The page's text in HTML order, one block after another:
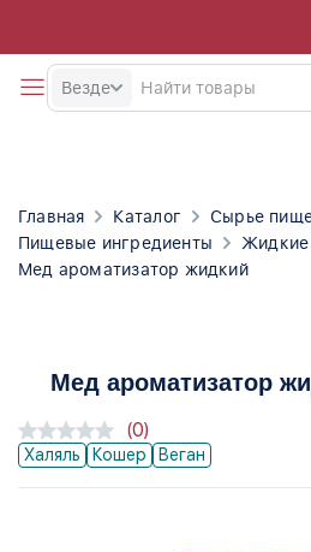
Везде
Главная Каталог
Сырье
Пищевые ингредиенты
Жидкие
Мед ароматизатор жидкий
Мед ароматизатор
Халяль Кошер Веган
(0)